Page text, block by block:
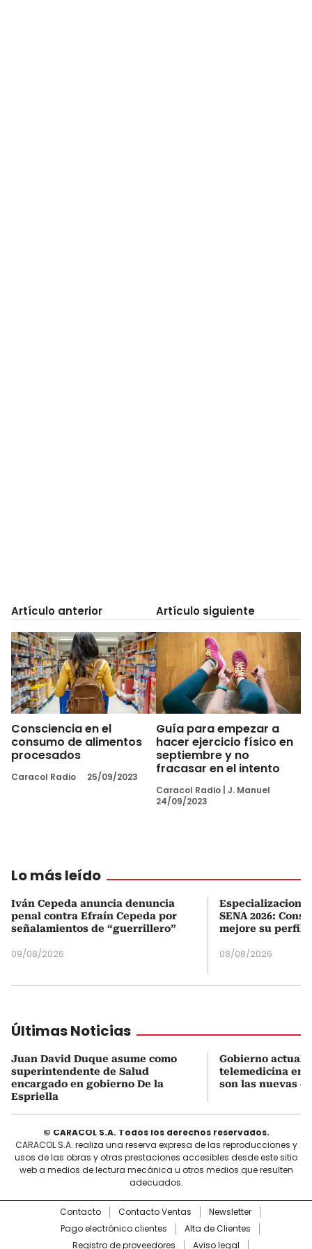
Artículo anterior
Consciencia en el
consumo de alimentos
procesados
Caracol Radio 25/09/2023
Artículo siguiente
Guía para empezar a
hacer ejercicio físico en
septiembre y no
fracasar en el intento
Caracol Radio J. Manuel
24/09/2023
Lo más leído
Iván Cepeda anuncia denuncia
penal contra Efraín Cepeda por
señalamientos de “guerrillero”
09/08/2026
SENA 2026:
mejore su perfil
08/08/2026
Últimas Noticias
Juan David Duque asume como
superintendente de Salud
encargado en gobierno De la
Espriella
Gobierno
telemedicina en
son las nuevas
© CARACOL S.A. Todos los derechos reservados.
CARACOL S.A. realiza una reserva expresa de las reproducciones y
usos de las obras y otras prestaciones accesibles desde este sitio
web a medios de lectura mecánica u otros medios que resulten
adecuados.
Contacto Contacto Ventas
Newsletter
Pago electrónico clientes
Alta de Clientes
Registro de proveedores
Aviso legal